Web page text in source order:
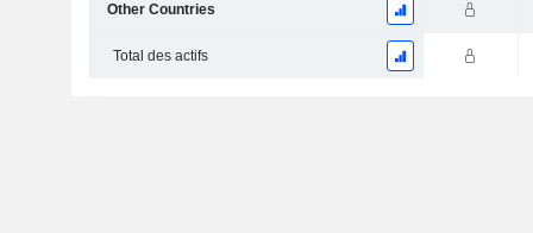
Other Countries
Total des actifs